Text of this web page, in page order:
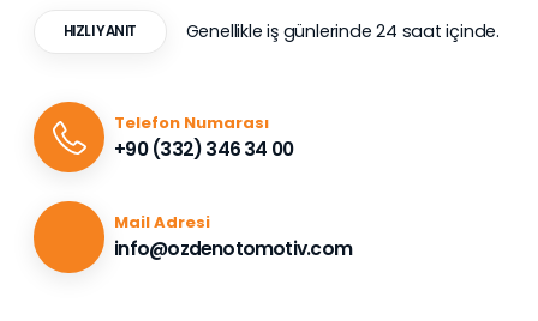
HIZLI YANIT Genellikle iş günlerinde 24 saat içinde.
Telefon Numarası
+90 (332) 346 34 00
Mail Adresi
info@ozdenotomotiv.com